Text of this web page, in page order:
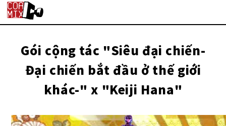
Gói cộng tác "Siêu đại chiến-
Đại chiến bắt đầu ở thế giới
khác-" x "Keiji Hana"